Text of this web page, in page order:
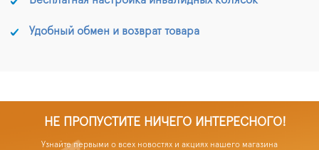
Удобный обмен и возврат товара
НЕ ПРОПУСТИТЕ НИЧЕГО ИНТЕРЕСНОГО!
Узнайте первыми о всех новостях и акциях нашего магазина